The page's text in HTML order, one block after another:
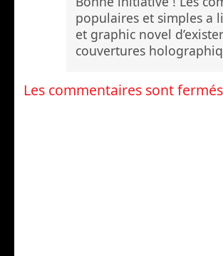
populaires et simples a
et graphic novel
couvertures
Les commentaires sont